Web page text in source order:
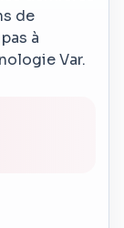
de
à
Var.